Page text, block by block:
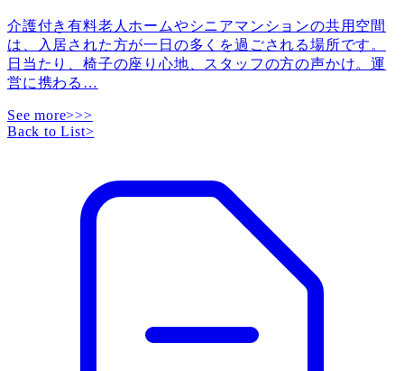
介護付き有料老人ホームやシニアマンションの共用空間
は、入居された方が一日の多くを過ごされる場所です。
日当たり、椅子の座り心地、スタッフの方の声かけ。運
営に携わる …
See more>>>
Back to List>